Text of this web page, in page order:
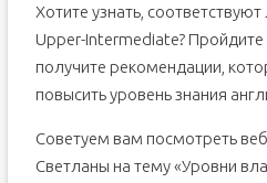
Хотите узнать,
Upper-Intermediate? Пройдите
получите рекомендации,
повысить уровень знания
Советуем вам посмотреть
Светланы на тему «Уровни